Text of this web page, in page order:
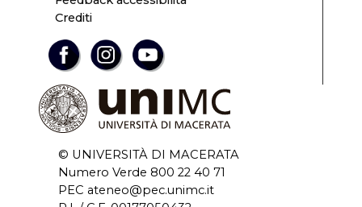
Crediti
© UNIVERSITÀ DI MACERATA
Numero Verde 800 22 40 71
PEC ateneo@pec.unimc.it